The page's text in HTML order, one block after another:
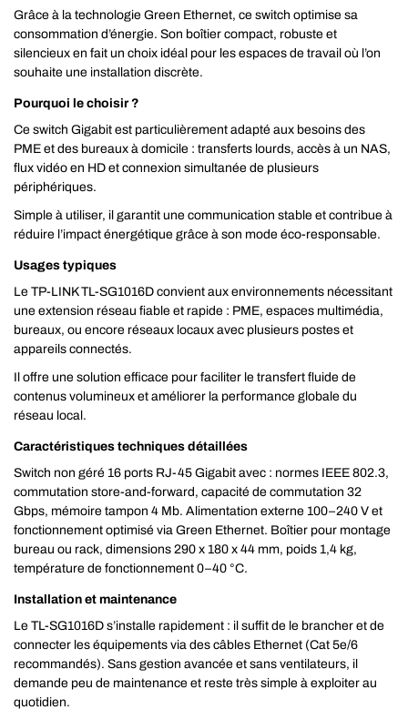
Grâce à la technologie Green Ethernet, ce switch optimise sa
consommation d’énergie. Son boîtier compact, robuste et
silencieux en fait un choix idéal pour les espaces de travail où l’on
souhaite une installation discrète.
Pourquoi le choisir ?
Ce switch Gigabit est particulièrement adapté aux besoins des
PME et des bureaux à domicile : transferts lourds, accès à un NAS,
flux vidéo en HD et connexion simultanée de plusieurs
périphériques.
Simple à utiliser, il garantit une communication stable et contribue à
réduire l’impact énergétique grâce à son mode éco-responsable.
Usages typiques
Le TP-LINK TL-SG1016D convient aux environnements nécessitant
une extension réseau fiable et rapide : PME, espaces multimédia,
bureaux, ou encore réseaux locaux avec plusieurs postes et
appareils connectés.
Il offre une solution efficace pour faciliter le transfert fluide de
contenus volumineux et améliorer la performance globale du
réseau local.
Caractéristiques techniques détaillées
Switch non géré 16 ports RJ-45 Gigabit avec : normes IEEE 802.3,
commutation store-and-forward, capacité de commutation 32
Gbps, mémoire tampon 4 Mb. Alimentation externe 100–240 V et
fonctionnement optimisé via Green Ethernet. Boîtier pour montage
bureau ou rack, dimensions 290 x 180 x 44 mm, poids 1,4 kg,
température de fonctionnement 0–40 °C.
Installation et maintenance
Le TL-SG1016D s’installe rapidement : il suffit de le brancher et de
connecter les équipements via des câbles Ethernet (Cat 5e/6
recommandés). Sans gestion avancée et sans ventilateurs, il
demande peu de maintenance et reste très simple à exploiter au
quotidien.